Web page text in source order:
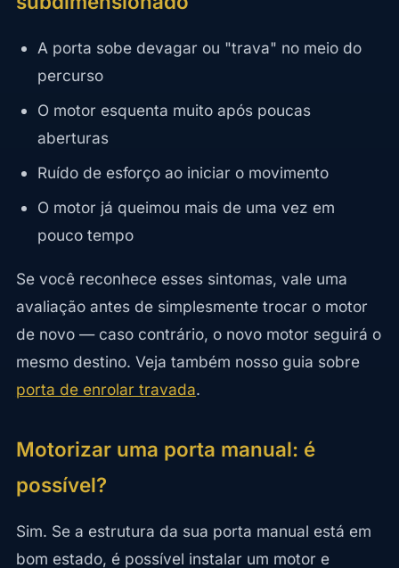
A porta sobe devagar ou "trava" no meio do
percurso
O motor esquenta muito após poucas
aberturas
Ruído de esforço ao iniciar o movimento
O motor já queimou mais de uma vez em
pouco tempo
Se você reconhece esses sintomas, vale uma
avaliação antes de simplesmente trocar o motor
de novo — caso contrário, o novo motor seguirá o
mesmo destino. Veja também nosso guia sobre
porta de enrolar travada.
Motorizar uma porta manual: é
possível?
Sim. Se a estrutura da sua porta manual está em
bom estado, é possível instalar um motor e